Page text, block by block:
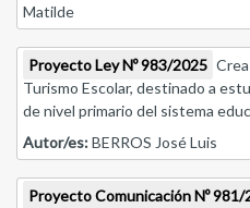
Matilde
Proyecto Ley Nº 983/2025
Turismo Escolar, destinado a
de nivel primario del sistema
Autor/es:BERROS José Luis
Proyecto Comunicación Nº 981/